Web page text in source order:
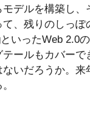
モデルを構築し
、残りのしっ
いったWeb 2.0
テールもカバー
いだろうか。